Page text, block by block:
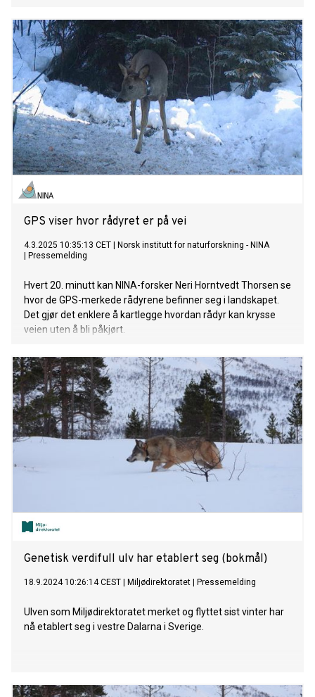
GPS viser hvor rådyret er på vei
4.3.2025 10:35:13 CET
Norsk institutt for naturforskning - NINA
Pressemelding
Hvert 20. minutt kan NINA-forsker Neri Horntvedt Thorsen se
hvor de GPS-merkede rådyrene befinner seg i landskapet.
Det gjør det enklere å kartlegge hvordan rådyr kan krysse
veien uten å bli påkjørt.
Genetisk verdifull ulv har etablert seg (bokmål)
18.9.2024 10:26:14 CEST Miljødirektoratet Pressemelding
Ulven som Miljødirektoratet merket og flyttet sist vinter har
nå etablert seg i vestre Dalarna i Sverige.